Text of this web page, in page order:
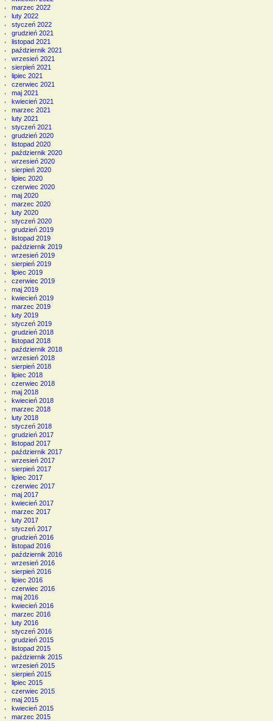
marzec 2022
luty 2022
styczeń 2022
grudzień 2021
listopad 2021
październik 2021
wrzesień 2021
sierpień 2021
lipiec 2021
czerwiec 2021
maj 2021
kwiecień 2021
marzec 2021
luty 2021
styczeń 2021
grudzień 2020
listopad 2020
październik 2020
wrzesień 2020
sierpień 2020
lipiec 2020
czerwiec 2020
maj 2020
marzec 2020
luty 2020
styczeń 2020
grudzień 2019
listopad 2019
październik 2019
wrzesień 2019
sierpień 2019
lipiec 2019
czerwiec 2019
maj 2019
kwiecień 2019
marzec 2019
luty 2019
styczeń 2019
grudzień 2018
listopad 2018
październik 2018
wrzesień 2018
sierpień 2018
lipiec 2018
czerwiec 2018
maj 2018
kwiecień 2018
marzec 2018
luty 2018
styczeń 2018
grudzień 2017
listopad 2017
październik 2017
wrzesień 2017
sierpień 2017
lipiec 2017
czerwiec 2017
maj 2017
kwiecień 2017
marzec 2017
luty 2017
styczeń 2017
grudzień 2016
listopad 2016
październik 2016
wrzesień 2016
sierpień 2016
lipiec 2016
czerwiec 2016
maj 2016
kwiecień 2016
marzec 2016
luty 2016
styczeń 2016
grudzień 2015
listopad 2015
październik 2015
wrzesień 2015
sierpień 2015
lipiec 2015
czerwiec 2015
maj 2015
kwiecień 2015
marzec 2015